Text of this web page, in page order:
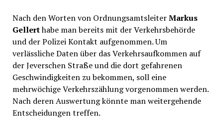
Nach den Worten von OrdnungsamtsleiterMarkus
Gellerthabe man bereits mit der Verkehrsbehörde
und der Polizei Kontakt aufgenommen. Um
verlässliche Daten über das Verkehrsaufkommen auf
der Jeverschen Straße und die dort gefahrenen
Geschwindigkeiten zu bekommen, soll eine
mehrwöchige Verkehrszählung vorgenommen werden.
Nach deren Auswertung könnte man weitergehende
Entscheidungen treffen.